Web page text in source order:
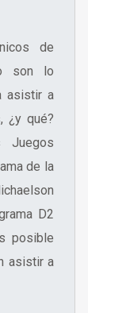
de
son lo
asistir a
¿y qué?
Juegos
de la
D2
posible
asistir a